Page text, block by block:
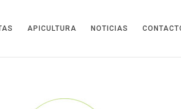
APICULTURA NOTICIAS